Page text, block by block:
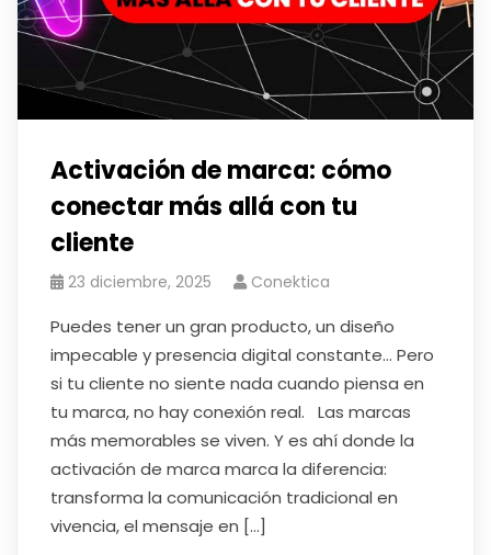
Activación de marca: cómo
conectar más allá con tu
cliente
23 diciembre, 2025 Conektica
Puedes tener un gran producto, un diseño
impecable y presencia digital constante… Pero
si tu cliente no siente nada cuando piensa en
tu marca, no hay conexión real. Las marcas
más memorables se viven. Y es ahí donde la
activación de marca marca la diferencia:
transforma la comunicación tradicional en
vivencia, el mensaje en […]